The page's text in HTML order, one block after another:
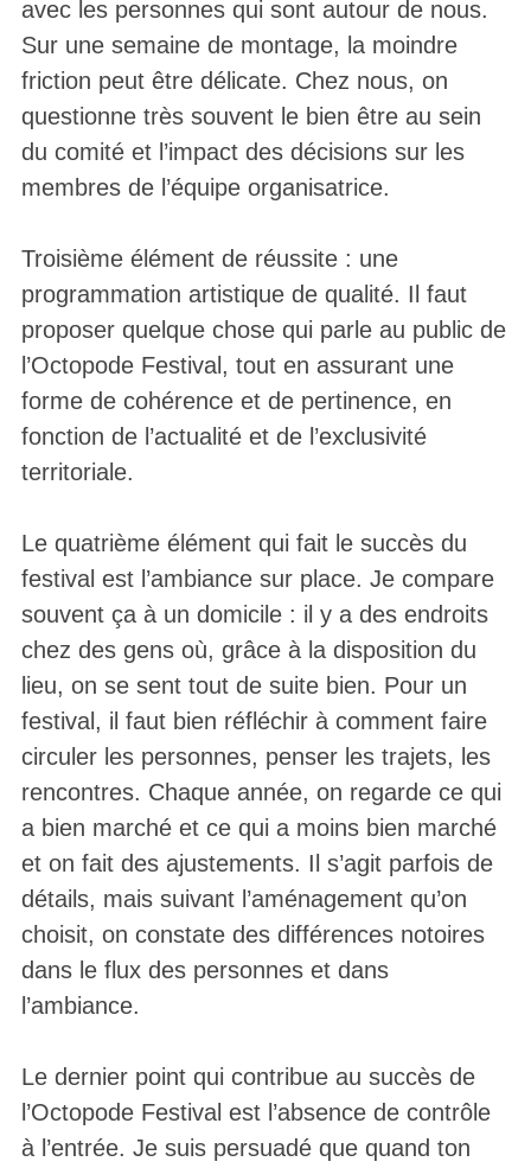
avec les personnes qui sont autour de nous.
Sur une semaine de montage, la moindre
friction peut être délicate. Chez nous, on
questionne très souvent le bien être au sein
du comité et l’impact des décisions sur les
membres de l’équipe organisatrice.
Troisième élément de réussite : une
programmation artistique de qualité. Il faut
proposer quelque chose qui parle au public de
l’Octopode Festival, tout en assurant une
forme de cohérence et de pertinence, en
fonction de l’actualité et de l’exclusivité
territoriale.
Le quatrième élément qui fait le succès du
festival est l’ambiance sur place. Je compare
souvent ça à un domicile : il y a des endroits
chez des gens où, grâce à la disposition du
lieu, on se sent tout de suite bien. Pour un
festival, il faut bien réfléchir à comment faire
circuler les personnes, penser les trajets, les
rencontres. Chaque année, on regarde ce qui
a bien marché et ce qui a moins bien marché
et on fait des ajustements. Il s’agit parfois de
détails, mais suivant l’aménagement qu’on
choisit, on constate des différences notoires
dans le flux des personnes et dans
l’ambiance.
Le dernier point qui contribue au succès de
l’Octopode Festival est l’absence de contrôle
à l’entrée. Je suis persuadé que quand ton